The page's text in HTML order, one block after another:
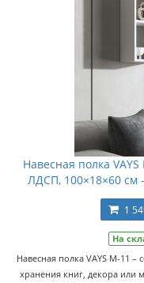
Навесная полка
ЛДСП, 100×18×60 см
1
На
Навесная полка VAYS M-11
хранения книг, декора или